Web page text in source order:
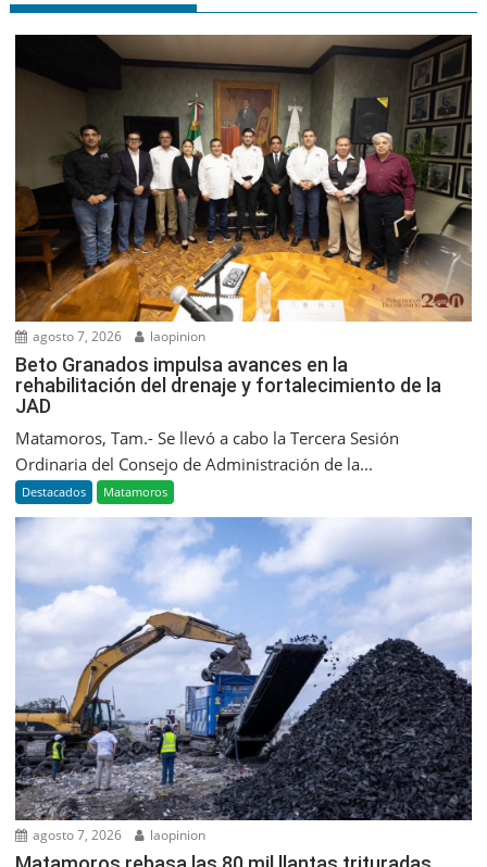
agosto 7, 2026 laopinion
Beto Granados impulsa avances en la
rehabilitación del drenaje y fortalecimiento de la
JAD
Matamoros, Tam.- Se llevó a cabo la Tercera Sesión
Ordinaria del Consejo de Administración de la...
Destacados Matamoros
agosto 7, 2026 laopinion